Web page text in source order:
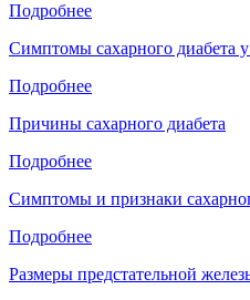
Подробнее
Симптомы сахарного диабета
Подробнее
Причины сахарного диабета
Подробнее
Симптомы и признаки
Подробнее
Размеры предстательной